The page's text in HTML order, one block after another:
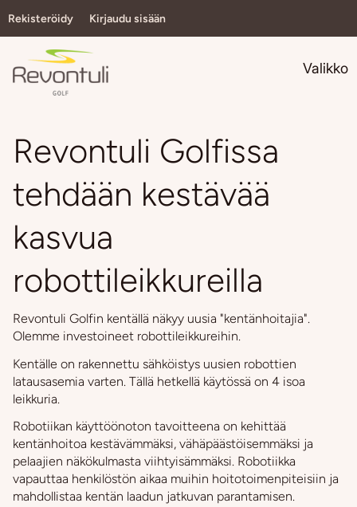
Rekisteröidy Kirjaudu sisään
Valikko
Revontuli Golfissa
tehdään kestävää
kasvua
robottileikkureilla
Revontuli Golfin kentällä näkyy uusia "kentänhoitajia".
Olemme investoineet robottileikkureihin.
Kentälle on rakennettu sähköistys uusien robottien
latausasemia varten. Tällä hetkellä käytössä on 4 isoa
leikkuria.
Robotiikan käyttöönoton tavoitteena on kehittää
kentänhoitoa kestävämmäksi, vähäpäästöisemmäksi ja
pelaajien näkökulmasta viihtyisämmäksi. Robotiikka
vapauttaa henkilöstön aikaa muihin hoitotoimenpiteisiin ja
mahdollistaa kentän laadun jatkuvan parantamisen.